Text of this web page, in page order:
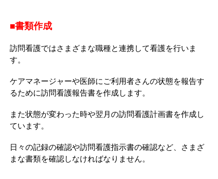
■書類作成
訪問看護ではさまざまな職種と連携して看護を行いま
す。
ケアマネージャーや医師にご利用者さんの状態を報告す
るために訪問看護報告書を作成します。
また状態が変わった時や翌月の訪問看護計画書を作成し
ています。
日々の記録の確認や訪問看護指示書の確認など、さまざ
まな書類を確認しなければなりません。